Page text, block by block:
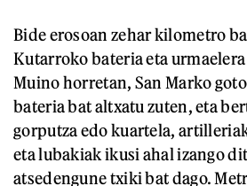
Bide erosoan zehar kilometro
Kutarroko bateria eta
Muino horretan, San Marko
bateria bat altxatu zuten, eta
gorputza edo kuartela,
eta lubakiak ikusi ahal izango
atsedengune txiki bat dago.